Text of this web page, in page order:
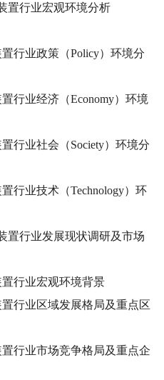
置行业宏观环境分析
行业政策（Policy）环境分
行业经济（Economy）环境
行业社会（Society）环境分
行业技术（Technology）环
置行业发展现状调研及市场
行业宏观环境背景
行业区域发展格局及重点区
行业市场竞争格局及重点企